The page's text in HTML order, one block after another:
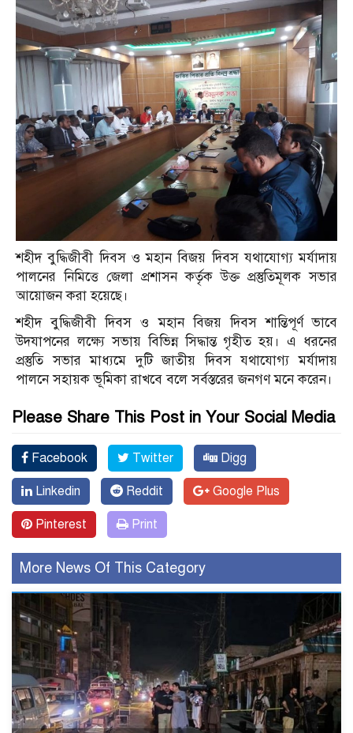
শহীদ বুদ্ধিজীবী দিবস ও মহান বিজয় দিবস যথাযোগ্য মর্যাদায়
পালনের নিমিত্তে জেলা প্রশাসন কর্তৃক উক্ত প্রস্তুতিমূলক সভার
আয়োজন করা হয়েছে।
শহীদ বুদ্ধিজীবী দিবস ও মহান বিজয় দিবস শান্তিপূর্ণ ভাবে
উদযাপনের লক্ষ্যে সভায় বিভিন্ন সিদ্ধান্ত গৃহীত হয়। এ ধরনের
প্রস্তুতি সভার মাধ্যমে দুটি জাতীয় দিবস যথাযোগ্য মর্যাদায়
পালনে সহায়ক ভূমিকা রাখবে বলে সর্বস্তরের জনগণ মনে করেন।
Please Share This Post in Your Social Media
Facebook Twitter Digg
Linkedin Reddit Google Plus
Pinterest Print
More News Of This Category